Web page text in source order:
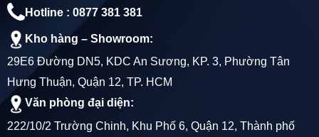
Hotline : 0877 381 381
Kho hàng – Showroom:
29E6 Đường DN5, KDC An Sương, KP. 3, Phường Tân
Hưng Thuận, Quận 12, TP. HCM
Văn phòng đại diện:
222/10/2 Trường Chinh, Khu Phố 6, Quận 12, Thành phố